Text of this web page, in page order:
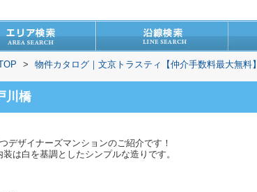
> 物件カタログ｜文京トラスティ【仲介手数料最大無料】
川橋
デザイナーズマンションのご紹介です！
は白を基調としたシンプルな造りです。